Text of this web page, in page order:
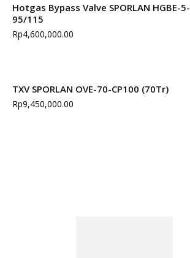
Hotgas Bypass Valve SPORLAN HGBE-5-
95/115
Rp4,600,000.00
TXV SPORLAN OVE-70-CP100 (70Tr)
Rp9,450,000.00